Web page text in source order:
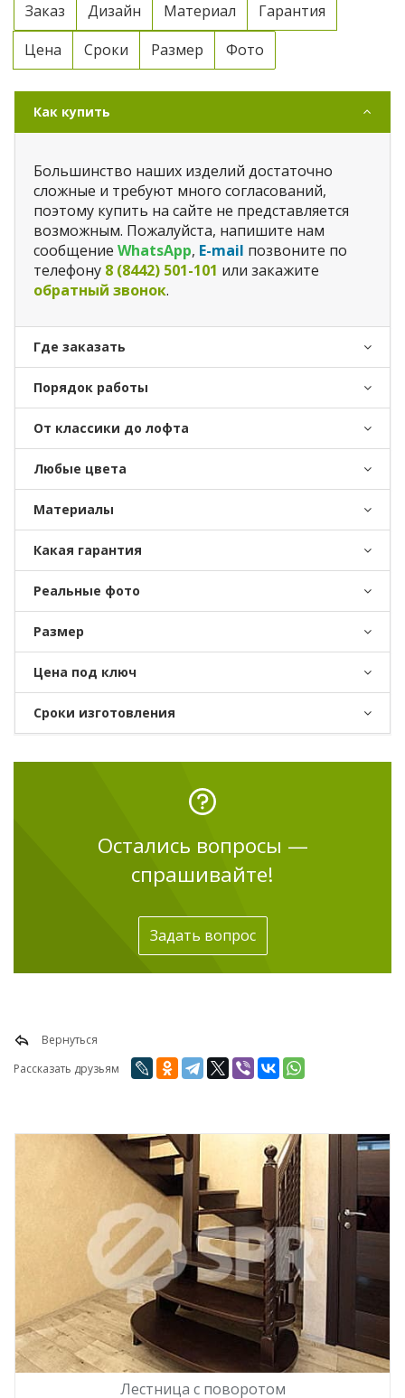
Заказ Дизайн Материал
Гарантия
Цена
Сроки Размер Фото
Как купить
Большинство наших изделий достаточно
сложные и требуют много согласований,
поэтому купить на сайте не представляется
возможным. Пожалуйста, напишите нам
сообщение WhatsApp, E-mail позвоните по
телефону 8 (8442) 501-101 или закажите
обратный звонок.
Где заказать
Порядок работы
От классики до лофта
Любые цвета
Материалы
Какая гарантия
Реальные фото
Размер
Цена под ключ
Сроки изготовления
Остались вопросы —
спрашивайте!
Задать вопрос
Вернуться
Рассказать друзьям
Лестница с поворотом